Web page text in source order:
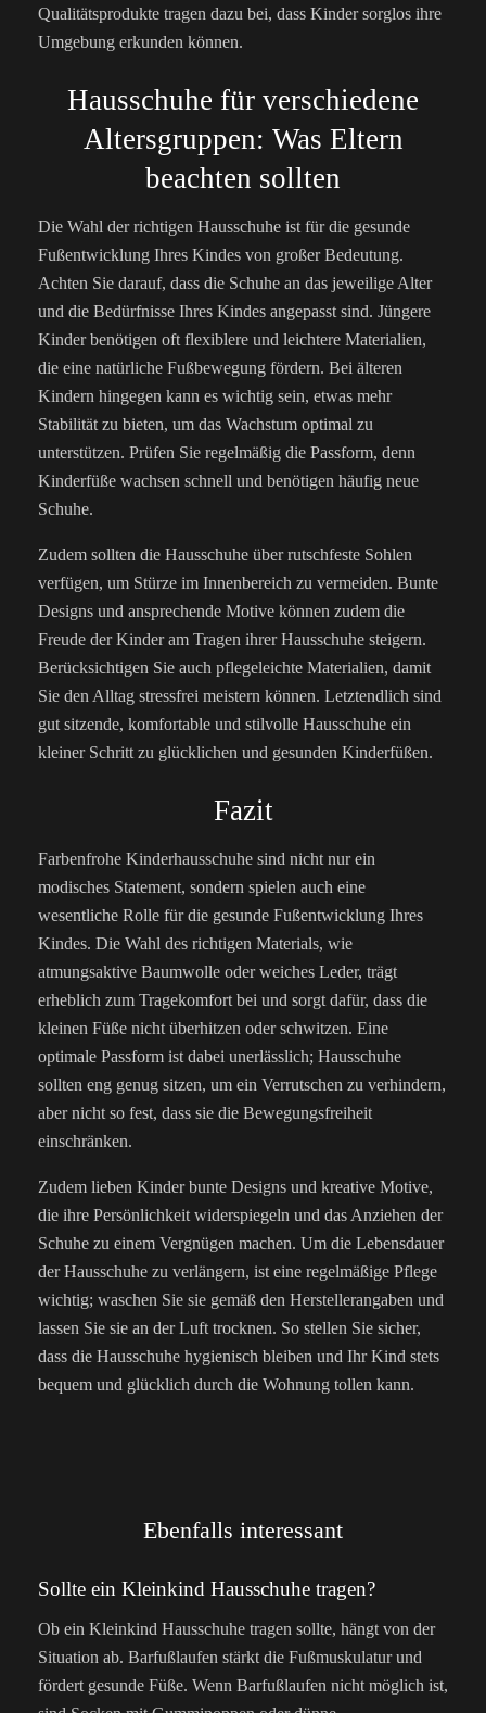
Qualitätsprodukte tragen dazu bei, dass Kinder sorglos ihre
Umgebung erkunden können.
Hausschuhe für verschiedene
Altersgruppen: Was Eltern
beachten sollten
Die Wahl der richtigen Hausschuhe ist für die gesunde
Fußentwicklung Ihres Kindes von großer Bedeutung.
Achten Sie darauf, dass die Schuhe an das jeweilige Alter
und die Bedürfnisse Ihres Kindes angepasst sind. Jüngere
Kinder benötigen oft flexiblere und leichtere Materialien,
die eine natürliche Fußbewegung fördern. Bei älteren
Kindern hingegen kann es wichtig sein, etwas mehr
Stabilität zu bieten, um das Wachstum optimal zu
unterstützen. Prüfen Sie regelmäßig die Passform, denn
Kinderfüße wachsen schnell und benötigen häufig neue
Schuhe.
Zudem sollten die Hausschuhe über rutschfeste Sohlen
verfügen, um Stürze im Innenbereich zu vermeiden. Bunte
Designs und ansprechende Motive können zudem die
Freude der Kinder am Tragen ihrer Hausschuhe steigern.
Berücksichtigen Sie auch pflegeleichte Materialien, damit
Sie den Alltag stressfrei meistern können. Letztendlich sind
gut sitzende, komfortable und stilvolle Hausschuhe ein
kleiner Schritt zu glücklichen und gesunden Kinderfüßen.
Fazit
Farbenfrohe Kinderhausschuhe sind nicht nur ein
modisches Statement, sondern spielen auch eine
wesentliche Rolle für die gesunde Fußentwicklung Ihres
Kindes. Die Wahl des richtigen Materials, wie
atmungsaktive Baumwolle oder weiches Leder, trägt
erheblich zum Tragekomfort bei und sorgt dafür, dass die
kleinen Füße nicht überhitzen oder schwitzen. Eine
optimale Passform ist dabei unerlässlich; Hausschuhe
sollten eng genug sitzen, um ein Verrutschen zu verhindern,
aber nicht so fest, dass sie die Bewegungsfreiheit
einschränken.
Zudem lieben Kinder bunte Designs und kreative Motive,
die ihre Persönlichkeit widerspiegeln und das Anziehen der
Schuhe zu einem Vergnügen machen. Um die Lebensdauer
der Hausschuhe zu verlängern, ist eine regelmäßige Pflege
wichtig; waschen Sie sie gemäß den Herstellerangaben und
lassen Sie sie an der Luft trocknen. So stellen Sie sicher,
dass die Hausschuhe hygienisch bleiben und Ihr Kind stets
bequem und glücklich durch die Wohnung tollen kann.
Ebenfalls interessant
Sollte ein Kleinkind Hausschuhe tragen?
Ob ein Kleinkind Hausschuhe tragen sollte, hängt von der
Situation ab. Barfußlaufen stärkt die Fußmuskulatur und
fördert gesunde Füße. Wenn Barfußlaufen nicht möglich ist,